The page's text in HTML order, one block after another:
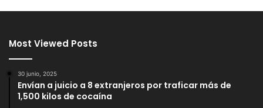
Most Viewed Posts
30 junio, 2025
Envían a juicio a 8 extranjeros por traficar más de
1,500 kilos de cocaína